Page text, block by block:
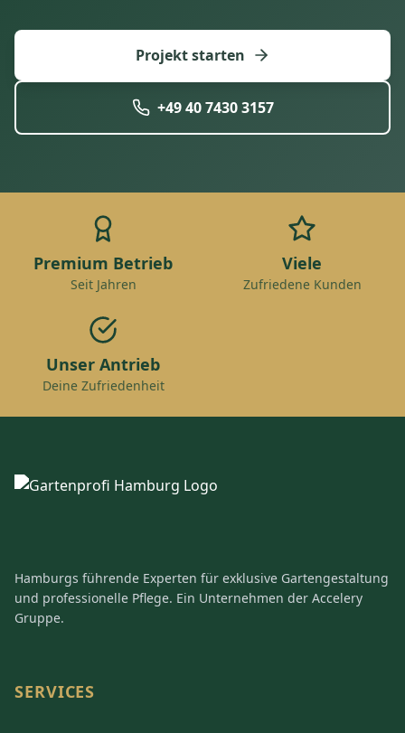
Projekt starten
+49 40 7430 3157
Premium Betrieb
Seit Jahren
Viele
Zufriedene Kunden
Unser Antrieb
Deine Zufriedenheit
Hamburgs führende Experten für exklusive Gartengestaltung
und professionelle Pflege. Ein Unternehmen der Accelery
Gruppe.
SERVICES